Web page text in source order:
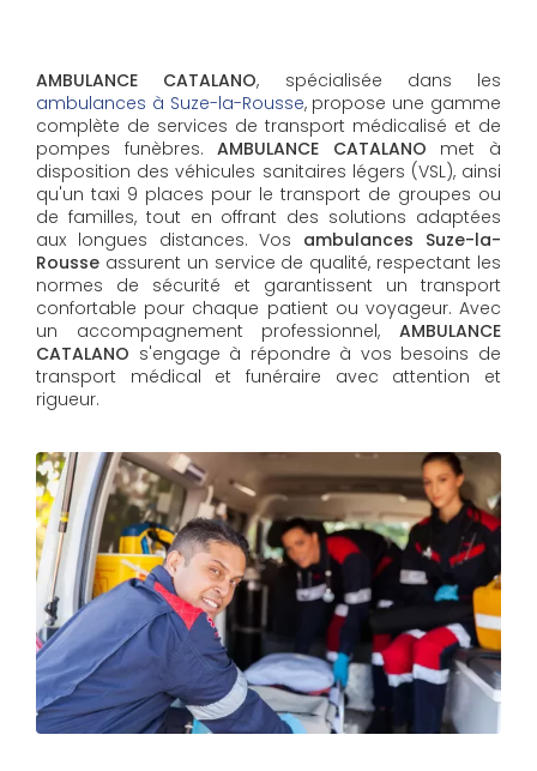
AMBULANCE CATALANO, spécialisée dans les
ambulances à Suze-la-Rousse, propose une gamme
complète de services de transport médicalisé et de
pompes funèbres.AMBULANCE CATALANO met à
disposition des véhicules sanitaires légers (VSL), ainsi
qu'un taxi 9 places pour le transport de groupes ou
de familles, tout en offrant des solutions adaptées
aux longues distances. Vos ambulances Suze-la-
Rousse assurent un service de qualité, respectant les
normes de sécurité et garantissent un transport
confortable pour chaque patient ou voyageur. Avec
un accompagnement professionnel, AMBULANCE
CATALANO s'engage à répondre à vos besoins de
transport médical et funéraire avec attention et
rigueur.